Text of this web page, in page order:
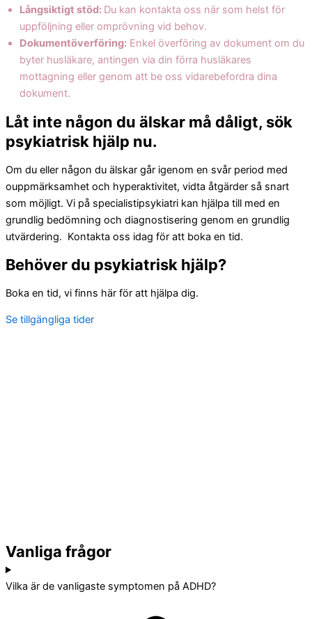
Långsiktigt stöd: Du kan kontakta oss när som helst för
uppföljning eller omprövning vid behov.
Dokumentöverföring: Enkel överföring av dokument om du
byter husläkare, antingen via din förra husläkares
mottagning eller genom att be oss vidarebefordra dina
dokument.
Låt inte någon du älskar må dåligt, sök
psykiatrisk hjälp nu.
Om du eller någon du älskar går igenom en svår period med
ouppmärksamhet och hyperaktivitet, vidta åtgärder så snart
som möjligt. Vi på specialistipsykiatri kan hjälpa till med en
grundlig bedömning och diagnostisering genom en grundlig
utvärdering. Kontakta oss idag för att boka en tid.
Behöver du psykiatrisk hjälp?
Boka en tid, vi finns här för att hjälpa dig.
Se tillgängliga tider
Vanliga frågor
Vilka är de vanligaste symptomen på ADHD?